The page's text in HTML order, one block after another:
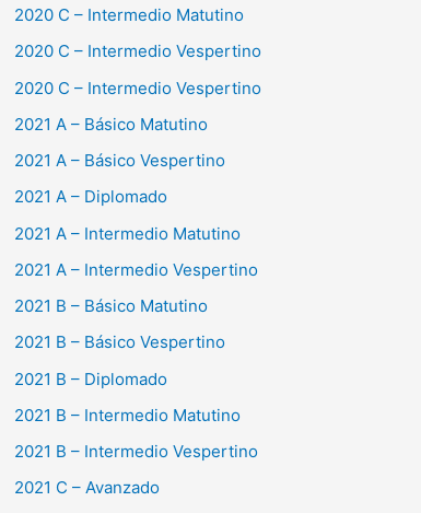
2020 C – Intermedio Matutino
2020 C – Intermedio Vespertino
2020 C – Intermedio Vespertino
2021 A – Básico Matutino
2021 A – Básico Vespertino
2021 A – Diplomado
2021 A – Intermedio Matutino
2021 A – Intermedio Vespertino
2021 B – Básico Matutino
2021 B – Básico Vespertino
2021 B – Diplomado
2021 B – Intermedio Matutino
2021 B – Intermedio Vespertino
2021 C – Avanzado